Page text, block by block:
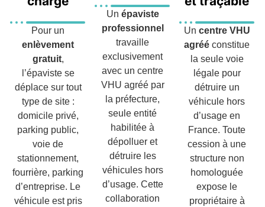
Pour un
enlèvement
gratuit,
l’épaviste se
déplace sur tout
type de site :
domicile privé,
parking public,
voie de
stationnement,
fourrière, parking
d’entreprise. Le
véhicule est pris
Un épaviste
professionnel
travaille
exclusivement
avec un centre
VHU agréé par
la préfecture,
seule entité
habilitée à
dépolluer et
détruire les
véhicules hors
d’usage. Cette
collaboration
Un centre VHU
agréé constitue
la seule voie
légale pour
détruire un
véhicule hors
d’usage en
France. Toute
cession à une
structure non
homologuée
expose le
propriétaire à